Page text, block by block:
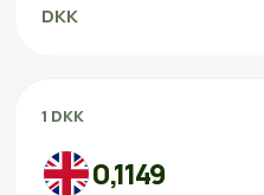
DKK
1 DKK
0,1149